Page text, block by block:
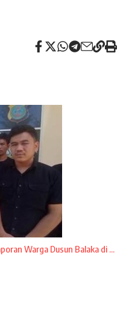
Warga Dusun Balaka di ...